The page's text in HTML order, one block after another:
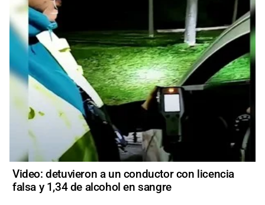
Video: detuvieron a un conductor con licencia
falsa y 1,34 de alcohol en sangre